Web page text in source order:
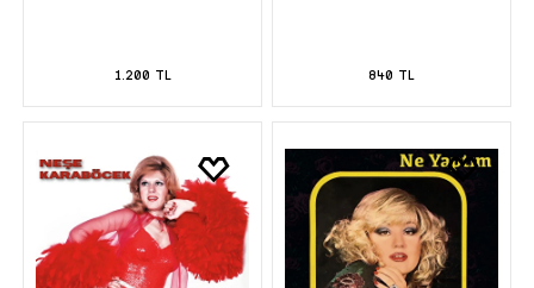
1.200 TL 840 TL